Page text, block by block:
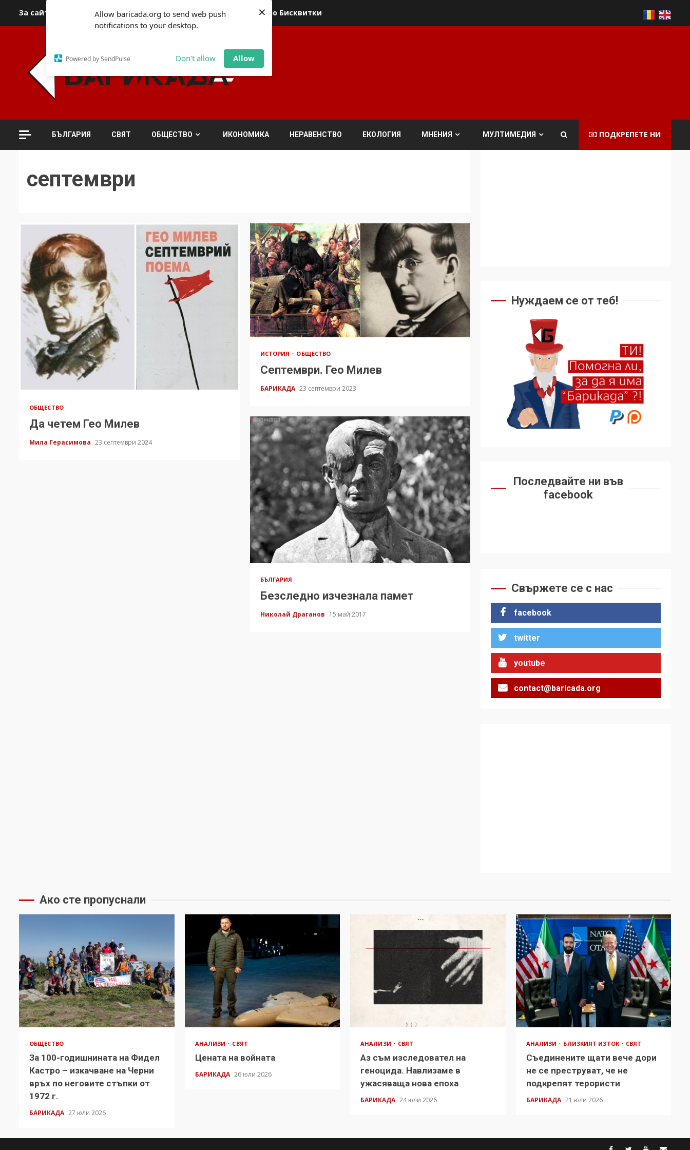
Allow baricada.org to send web push
notifications to your desktop.
Powered by SendPulse Don't allow Allow
×
За сайта За контакти За реклама Политика относно Бисквитки
БЪЛГАРИЯ СВЯТ ОБЩЕСТВО ИКОНОМИКА НЕРАВЕНСТВО ЕКОЛОГИЯ МНЕНИЯ МУЛТИМЕДИЯ ПОДКРЕПЕТЕ НИ
септември
ОБЩЕСТВО
Да четем Гео Милев
Мила Герасимова 23 септември 2024
ИСТОРИЯ ОБЩЕСТВО
Септември. Гео Милев
БАРИКАДА 23 септември 2023
БЪЛГАРИЯ
Безследно изчезнала памет
Николай Драганов 15 май 2017
Нуждаем се от теб!
Последвайте ни във
facebook
Свържете се с нас
facebook
twitter
youtube
contact@baricada.org
Ако сте пропуснали
ОБЩЕСТВО
За 100-годишнината на Фидел
Кастро – изкачване на Черни
връх по неговите стъпки от
1972 г.
БАРИКАДА 27 юли 2026
АНАЛИЗИ СВЯТ
Цената на войната
БАРИКАДА 26 юли 2026
АНАЛИЗИ СВЯТ
Аз съм изследовател на
геноцида. Навлизаме в
ужасяваща нова епоха
БАРИКАДА 24 юли 2026
АНАЛИЗИ БЛИЗКИЯТ ИЗТОК СВЯТ
Съединените щати вече дори
не се преструват, че не
подкрепят терористи
БАРИКАДА 21 юли 2026